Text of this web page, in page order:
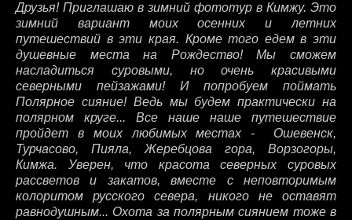
Друзья! Приглашаю в зимний фототур в Кимжу. Это
зимний вариант моих осенних и летних
путешествий в эти края. Кроме того едем в эти
душевные места на Рождество! Мы сможем
насладиться суровыми, но очень красивыми
северными пейзажами! И попробуем поймать
Полярное сияние! Ведь мы будем практически на
полярном круге... Все наше наше путешествие
пройдет в моих любимых местах - Ошевенск,
Турчасово, Пияла, Жеребцова гора, Ворзогоры,
Кимжа. Уверен, что красота северных суровых
рассветов и закатов, вместе с неповторимым
колоритом русского севера, никого не оставят
равнодушным... Охота за полярным сиянием тоже в